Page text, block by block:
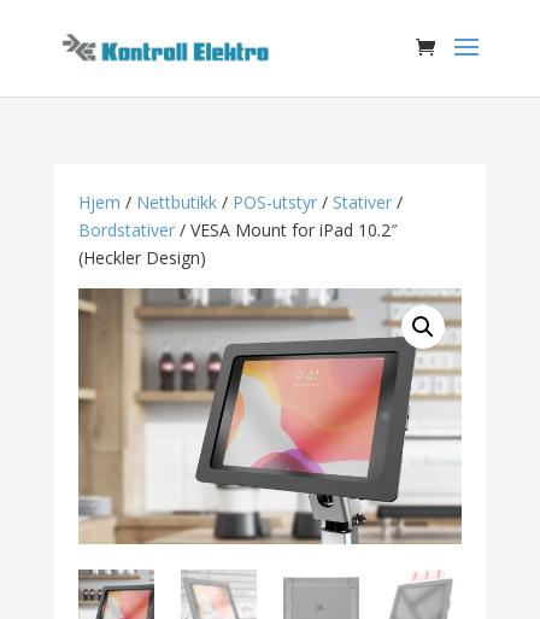
Hjem / Nettbutikk/ POS-utstyr/ Stativer/
Bordstativer/ VESA Mount for iPad 10.2″
(Heckler Design)